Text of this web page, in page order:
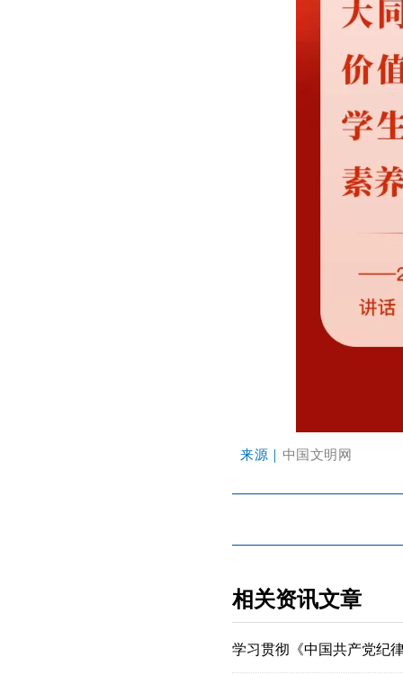
来源｜ 中国文明网
相关资讯文章
学习贯彻《中国共产党纪